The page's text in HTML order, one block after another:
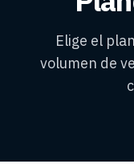
Elige el
volumen de